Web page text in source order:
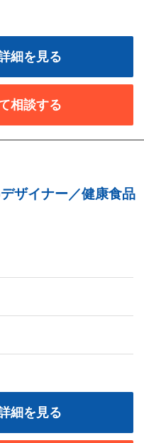
細を見る
相談する
ザイナー／健康食品
細を見る